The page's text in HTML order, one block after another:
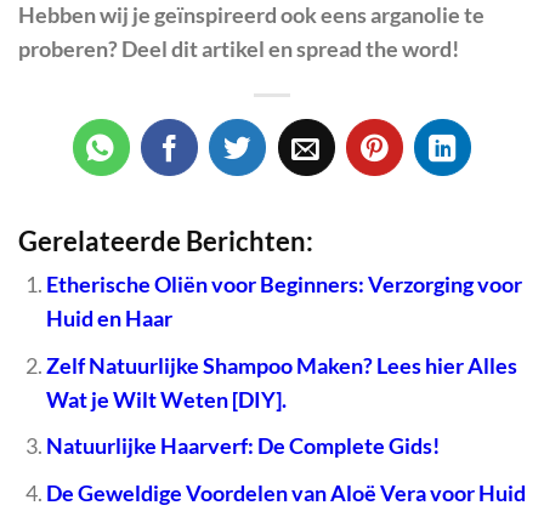
Hebben wij je geïnspireerd ook eens arganolie te
proberen? Deel dit artikel en spread the word!
Gerelateerde Berichten:
Etherische Oliën voor Beginners: Verzorging voor
Huid en Haar
Zelf Natuurlijke Shampoo Maken? Lees hier Alles
Wat je Wilt Weten [DIY].
Natuurlijke Haarverf: De Complete Gids!
De Geweldige Voordelen van Aloë Vera voor Huid